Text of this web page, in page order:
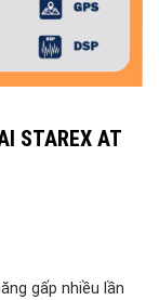
STAREX AT
gấp nhiều lần